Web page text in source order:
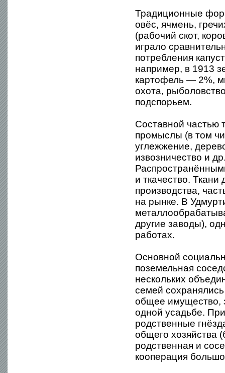
Традиционные
овёс, ячмень,
(рабочий скот,
играло
потребления
например, в 1913
картофель — 2%,
охота,
подспорьем.
Составной частью
промыслы (в том
углежжение,
извозничество и
и ткачество.
производства,
на рынке. В
другие заводы),
работах.
Основной
поземельная
нескольких
семей
общее имущество,
одной усадьбе.
родственные
общего хозяйства
родственная и
кооперация